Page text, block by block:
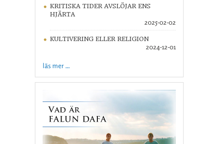
KRITISKA TIDER AVSLÖJAR ENS
HJÄRTA
2025-02-02
KULTIVERING ELLER RELIGION
2024-12-01
läs mer ...